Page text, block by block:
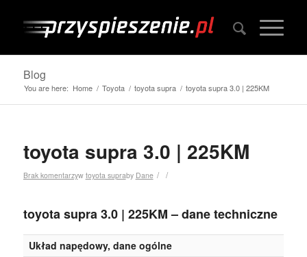
Blog
You are here: Home / Toyota / toyota supra / toyota supra 3.0 | 225KM
toyota supra 3.0 | 225KM
Brak komentarzy /
w toyota supra /
by Dane
toyota supra 3.0 | 225KM – dane techniczne
Układ napędowy, dane ogólne